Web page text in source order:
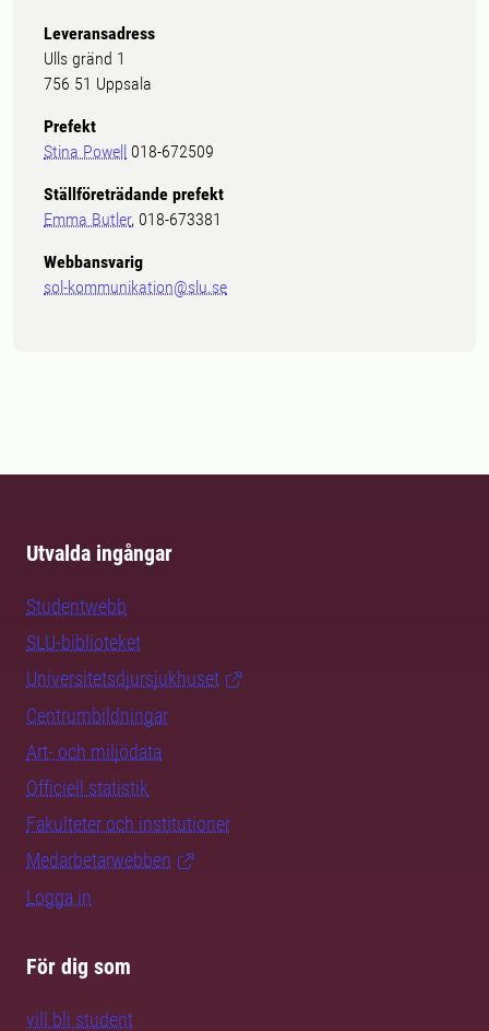
Leveransadress
Ulls gränd 1
756 51 Uppsala
Prefekt
Stina Powell 018-672509
Ställföreträdande prefekt
Emma Butler, 018-673381
Webbansvarig
sol-kommunikation@slu.se
Utvalda ingångar
Studentwebb
SLU-biblioteket
Universitetsdjursjukhuset
Centrumbildningar
Art- och miljödata
Officiell statistik
Fakulteter och institutioner
Medarbetarwebben
Logga in
För dig som
vill bli student